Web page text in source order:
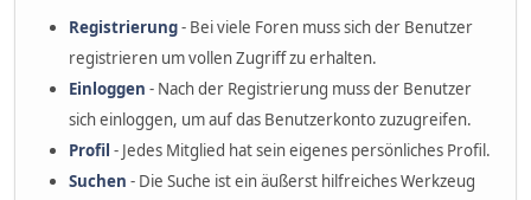
Registrierung- Bei viele Foren muss sich der Benutzer
registrieren um vollen Zugriff zu erhalten.
Einloggen - Nach der Registrierung muss der Benutzer
sich einloggen, um auf das Benutzerkonto zuzugreifen.
Profil - Jedes Mitglied hat sein eigenes persönliches Profil.
Suchen - Die Suche ist ein äußerst hilfreiches Werkzeug